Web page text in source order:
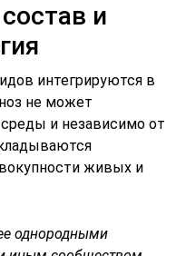
и
интегрируются в
не может
и независимо от
живых и
однородными